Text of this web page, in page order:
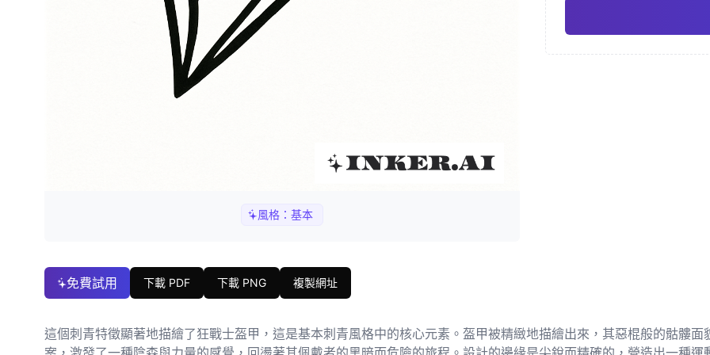
風格： 基本
日式 水
免費試用 下載 PDF 下載 PNG 複製網址
這個刺青特徵顯著地描繪了狂戰士盔甲，這是基本刺青風格中的核心元素。盔甲被精緻地描繪出來，其惡棍般的骷髏